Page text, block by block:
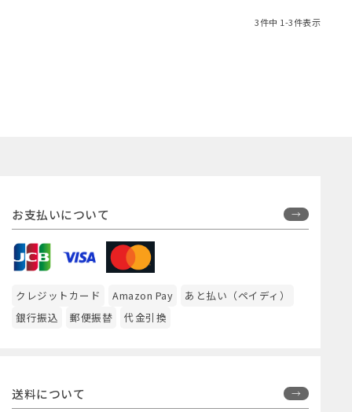
3件中 1-3件表示
お支払いについて
クレジットカード Amazon Pay
あと払い（ペイディ）
銀行振込
郵便振替 代金引換
送料について